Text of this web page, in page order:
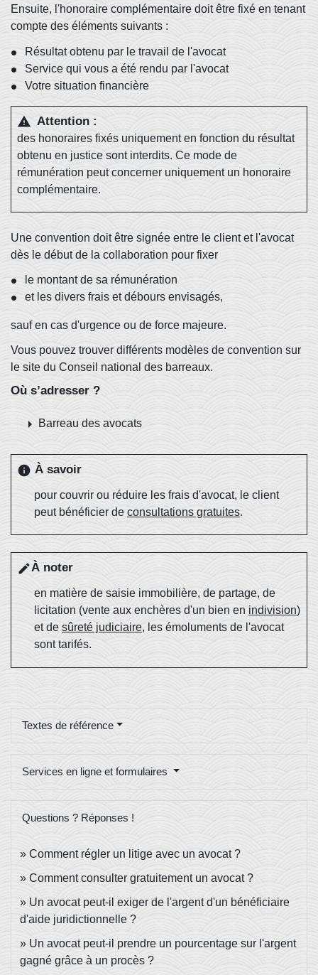
Ensuite, l'honoraire complémentaire doit être fixé en tenant
compte des éléments suivants :
Résultat obtenu par le travail de l'avocat
Service qui vous a été rendu par l'avocat
Votre situation financière
warning Attention :
des honoraires fixés uniquement en fonction du résultat
obtenu en justice sont interdits. Ce mode de
rémunération peut concerner uniquement un honoraire
complémentaire.
Une convention doit être signée entre le client et l'avocat
dès le début de la collaboration pour fixer
le montant de sa rémunération
et les divers frais et débours envisagés,
sauf en cas d'urgence ou de force majeure.
Vous pouvez trouver différents modèles de convention sur
le site du Conseil national des barreaux.
Où s’adresser ?
arrow_right Barreau des avocats
info À savoir
pour couvrir ou réduire les frais d'avocat, le client
peut bénéficier de consultations gratuites.
editÀ noter
en matière de saisie immobilière, de partage, de
licitation (vente aux enchères d'un bien en indivision)
et de sûreté judiciaire, les émoluments de l'avocat
sont tarifés.
Textes de référence
Services en ligne et formulaires
Questions ? Réponses !
Comment régler un litige avec un avocat ?
Comment consulter gratuitement un avocat ?
Un avocat peut-il exiger de l'argent d'un bénéficiaire
d'aide juridictionnelle ?
Un avocat peut-il prendre un pourcentage sur l'argent
gagné grâce à un procès ?